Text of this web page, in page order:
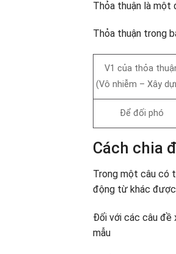
Thỏa thuận là một
Thỏa thuận trong
V1 của thỏa
(Vô nhiễm – Xây
Để đối phó
Cách chia
Trong một câu có
động từ khác
Đối với các câu đề
mẫu